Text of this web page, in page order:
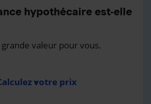
hypothécaire est-elle
valeur pour vous.
votre prix